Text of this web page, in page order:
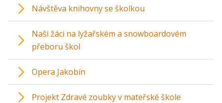
Návštěva knihovny se školkou
Naši žáci na lyžařském a snowboardovém
přeboru škol
Opera Jakobín
Projekt Zdravé zoubky v mateřské škole